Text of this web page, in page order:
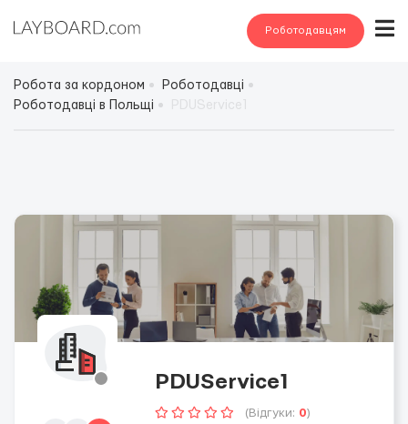
Роботодавцям
Робота за кордоном
Роботодавці
Роботодавці в Польщі
PDUService1
(Відгуки: 0)